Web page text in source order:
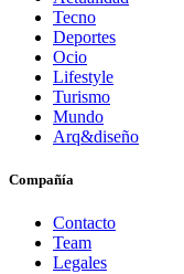
Tecno
Deportes
Ocio
Lifestyle
Turismo
Mundo
Arq&diseño
Compañía
Contacto
Team
Legales